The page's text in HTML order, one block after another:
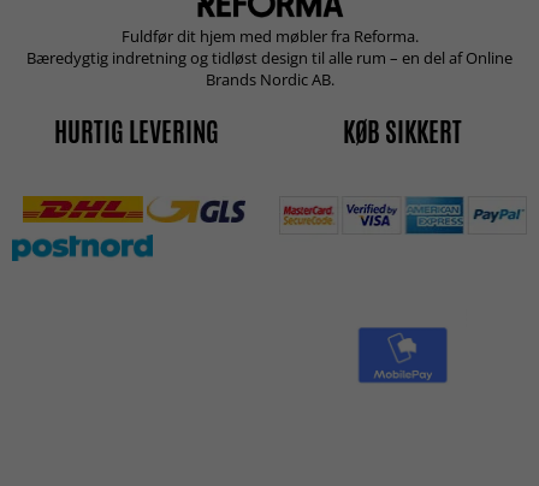
Fuldfør dit hjem med møbler fra Reforma.
Bæredygtig indretning og tidløst design til alle rum – en del af Online
Brands Nordic AB.
HURTIG LEVERING KØB SIKKERT